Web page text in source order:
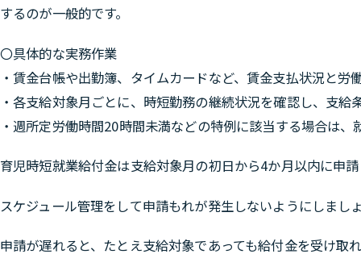
するのが一般的です。
〇具体的な実務作業
・賃金台帳や出勤簿、タイムカードなど、賃金支払状況と
・各支給対象月ごとに、時短勤務の継続状況を確認し、支給
・週所定労働時間20時間未満などの特例に該当する場合は
育児時短就業給付金は支給対象月の初日から4か月以内に申
スケジュール管理をして申請もれが発生しないようにしまし
申請が遅れると、たとえ支給対象であっても給付金を受け取